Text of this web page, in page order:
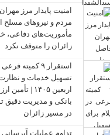
امنیت پایدار مرز
مردم و نیروهای مسلح
مأموریت‌های دفاعی،
زائران را متوقف نکرد
استقرار ۹ کمیته
تسهیل خدمات و نظارت
اربعین ۱۴۰۵ |
بانکی و مدیریت دقیق
در مسیر زائران
تداوم عملیات آبرسانی